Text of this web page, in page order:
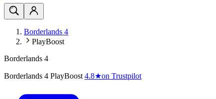
Borderlands 4
PlayBoost
Borderlands 4
Borderlands 4 PlayBoost 4.8★on Trustpilot